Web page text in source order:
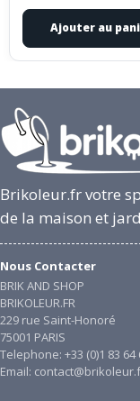
Ajouter au
Brikoleur.fr votre
de la maison et
Nous Contacter
BRIK AND SHOP
BRIKOLEUR.FR
229 rue Saint-Honoré
75001 PARIS
Telephone: +33 (0)1 83 64
Email: